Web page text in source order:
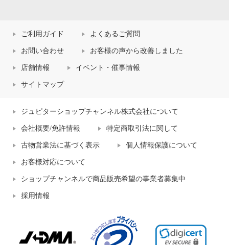
ご利用ガイド よくあるご質問
お問い合わせ お客様の声から改善しました
店舗情報 イベント・催事情報
サイトマップ
ジュピターショップチャンネル株式会社について
会社概要/免許情報 特定商取引法に関して
古物営業法に基づく表示 個人情報保護について
お客様対応について
ショップチャンネルで商品販売希望の事業者募集中
採用情報